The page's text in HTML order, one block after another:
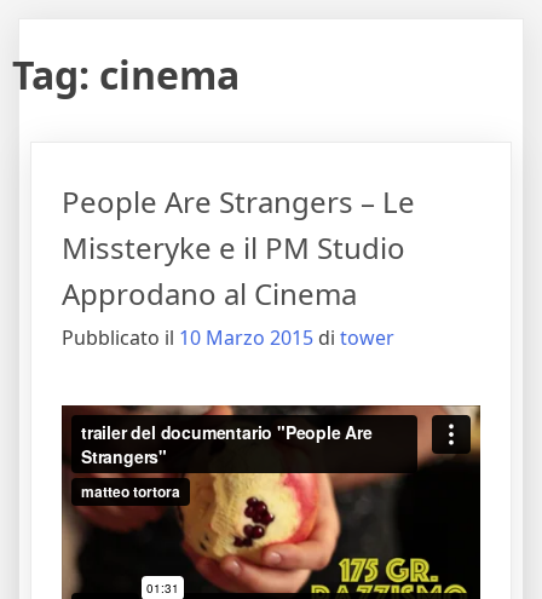
Tag: cinema
People Are Strangers – Le
Missteryke e il PM Studio
Approdano al Cinema
Pubblicato il 10 Marzo 2015 di tower